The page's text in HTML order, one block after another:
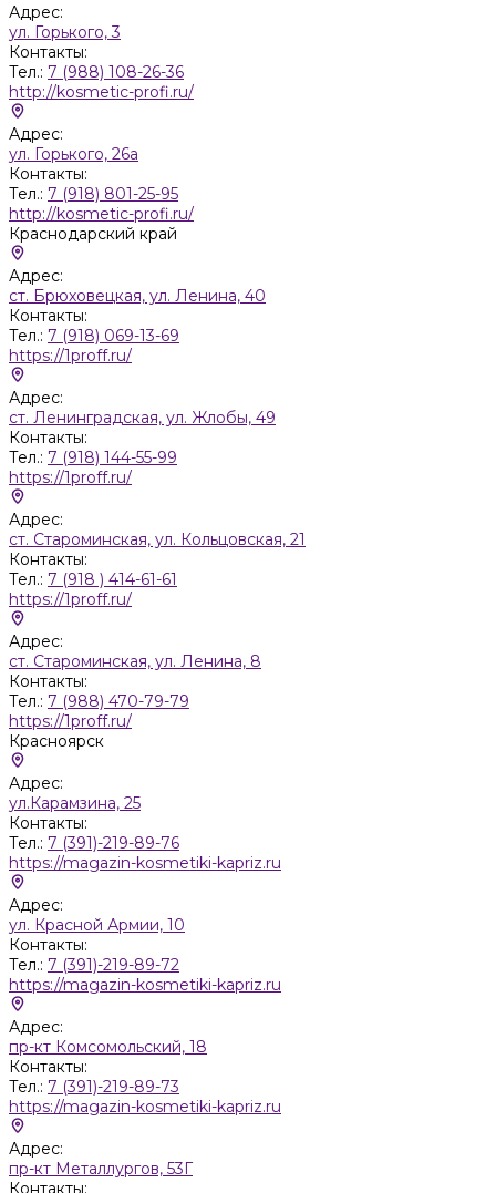
Адрес:
ул. Горького, 3
Контакты:
Тел.: 7 (988) 108-26-36
http://kosmetic-profi.ru/
Адрес:
ул. Горького, 26а
Контакты:
Тел.: 7 (918) 801-25-95
http://kosmetic-profi.ru/
Краснодарский край
Адрес:
ст. Брюховецкая, ул. Ленина, 40
Контакты:
Тел.: 7 (918) 069-13-69
https://1proff.ru/
Адрес:
ст. Ленинградская, ул. Жлобы, 49
Контакты:
Тел.: 7 (918) 144-55-99
https://1proff.ru/
Адрес:
ст. Староминская, ул. Кольцовская, 21
Контакты:
Тел.: 7 (918 ) 414-61-61
https://1proff.ru/
Адрес:
ст. Староминская, ул. Ленина, 8
Контакты:
Тел.: 7 (988) 470-79-79
https://1proff.ru/
Красноярск
Адрес:
ул.Карамзина, 25
Контакты:
Тел.: 7 (391)-219-89-76
https://magazin-kosmetiki-kapriz.ru
Адрес:
ул. Красной Армии, 10
Контакты:
Тел.: 7 (391)-219-89-72
https://magazin-kosmetiki-kapriz.ru
Адрес:
пр-кт Комсомольский, 18
Контакты:
Тел.: 7 (391)-219-89-73
https://magazin-kosmetiki-kapriz.ru
Адрес:
пр-кт Металлургов, 53Г
Контакты: